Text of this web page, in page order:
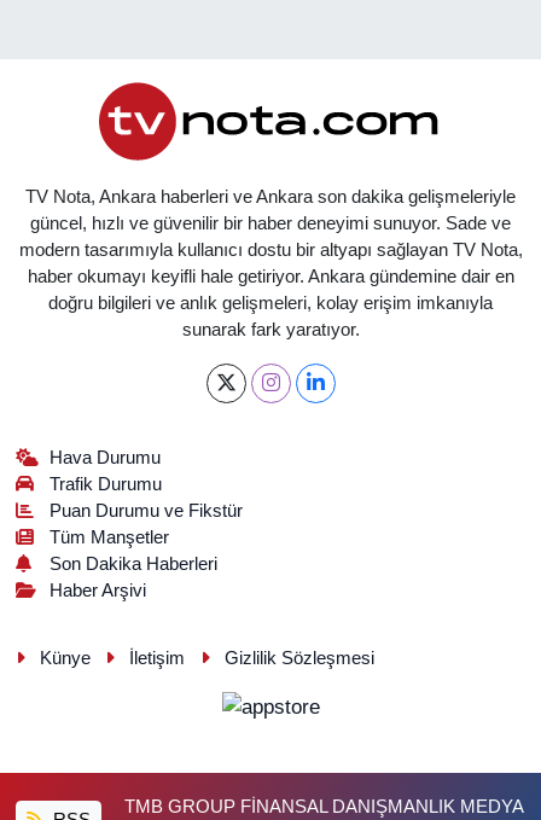
TV Nota, Ankara haberleri ve Ankara son dakika gelişmeleriyle
güncel, hızlı ve güvenilir bir haber deneyimi sunuyor. Sade ve
modern tasarımıyla kullanıcı dostu bir altyapı sağlayan TV Nota,
haber okumayı keyifli hale getiriyor. Ankara gündemine dair en
doğru bilgileri ve anlık gelişmeleri, kolay erişim imkanıyla
sunarak fark yaratıyor.
Hava Durumu
Trafik Durumu
Puan Durumu ve Fikstür
Tüm Manşetler
Son Dakika Haberleri
Haber Arşivi
Künye İletişim Gizlilik Sözleşmesi
TMB GROUP FİNANSAL DANIŞMANLIK MEDYA